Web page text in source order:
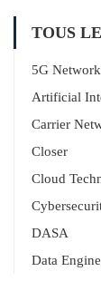
TOUS
5G
Artificial
Carrier
Closer
Cloud
DASA
Data